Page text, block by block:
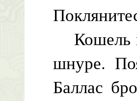
Кошель
шнуре.
Баллас